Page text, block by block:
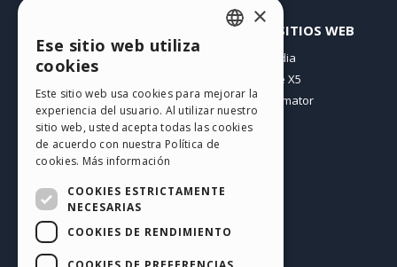
Mis post
Mis download
Espacio Web
Mis Créditos
OTROS SITIOS WEB
Incomedia
WebSite X5
WebAnimator
Español
GERMAN
SPANISH
RUSSIAN
FRENCH
×
Ese sitio web utiliza
cookies
Este sitio web usa cookies para mejorar la
experiencia del usuario. Al utilizar nuestro
sitio web, usted acepta todas las cookies
de acuerdo con nuestra Política de
cookies. Más información
COOKIES ESTRICTAMENTE
NECESARIAS
COOKIES DE RENDIMIENTO